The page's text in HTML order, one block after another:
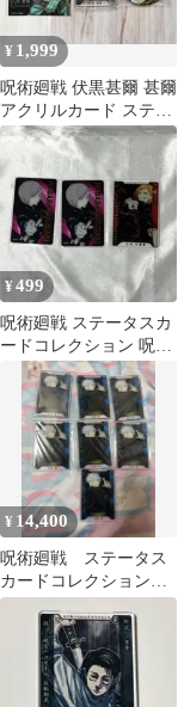
¥ 1,999
呪術廻戦 伏黒甚爾 甚爾
アクリルカード ステー
タスカード コレクショ
ン缶バッジ
¥499
呪術廻戦 ステータスカ
ードコレクション 呪術
廻戦展 クリアカード 釘
崎野薔薇
¥ 14,400
呪術廻戦 ステータス
カードコレクション
五条悟